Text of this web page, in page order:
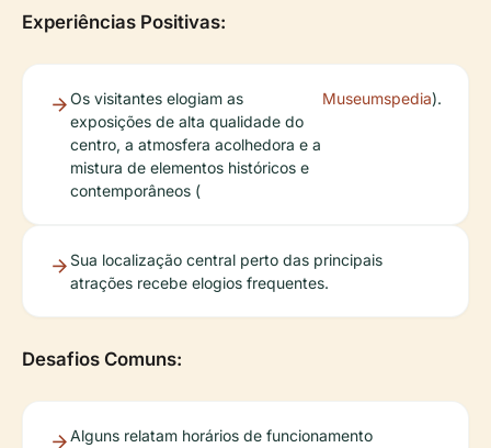
Experiências Positivas:
Os visitantes elogiam as
exposições de alta qualidade do
centro, a atmosfera acolhedora e a
mistura de elementos históricos e
contemporâneos (
Museumspedia).
Sua localização central perto das principais
atrações recebe elogios frequentes.
Desafios Comuns:
Alguns relatam horários de funcionamento